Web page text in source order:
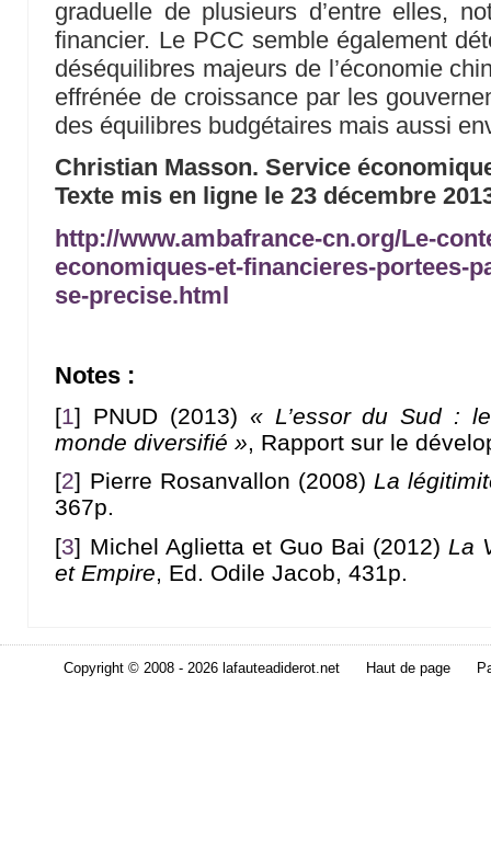
graduelle de plusieurs d’entre elles,
financier. Le PCC semble également
déséquilibres majeurs de l’économie
effrénée de croissance par les
des équilibres budgétaires mais aussi
Christian Masson. Service
Texte mis en ligne le 23 décembre
http://www.ambafrance-cn.org/Le-
economiques-et-financieres-portees-
se-precise.html
Notes :
[1] PNUD (2013) « L’essor du Sud :
monde diversifié », Rapport sur le
[2] Pierre Rosanvallon (2008) La
367p.
[3] Michel Aglietta et Guo Bai (2012) La
et Empire, Ed. Odile Jacob, 431p.
Copyright © 2008 - 2026 lafauteadiderot.net Haut de page